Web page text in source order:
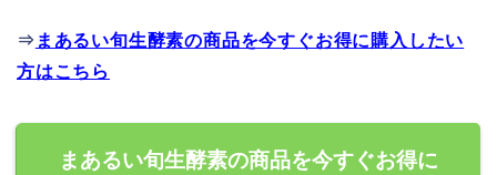
⇒ まあるい旬生酵素の商品を今すぐお得に購入したい
方はこちら
まあるい旬生酵素の商品を今すぐお得に